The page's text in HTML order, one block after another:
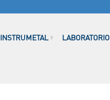
INSTRUMETAL LABORATORIO